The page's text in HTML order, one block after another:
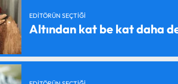
EDITÖRÜN SEÇTIĞI
Altından kat be kat daha